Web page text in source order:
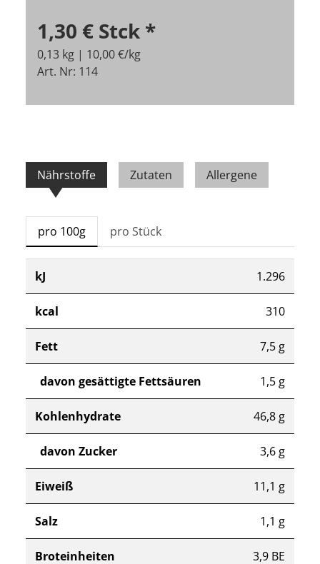
1,30 € Stck *
0,13 kg | 10,00 €/kg
Art. Nr: 114
Nährstoffe Zutaten Allergene
pro 100g pro Stück
kJ 1.296
kcal 310
Fett 7,5 g
davon gesättigte Fettsäuren 1,5 g
Kohlenhydrate 46,8 g
davon Zucker 3,6 g
Eiweiß 11,1 g
Salz 1,1 g
Broteinheiten 3,9 BE